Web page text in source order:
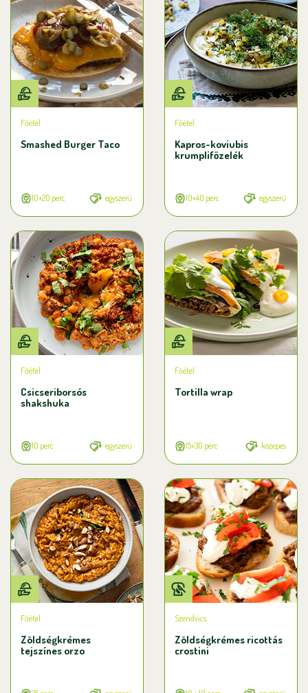
Főétel
Smashed Burger Taco
10+20 perc egyszerű
Főétel
Kapros-koviubis
krumplifőzelék
10+40 perc egyszerű
Főétel
Csicseriborsós
shakshuka
10 perc egyszerű
Főétel
Tortilla wrap
15+30 perc közepes
Főétel
Zöldségkrémes
tejszínes orzo
Szendvics
Zöldségkrémes ricottás
crostini